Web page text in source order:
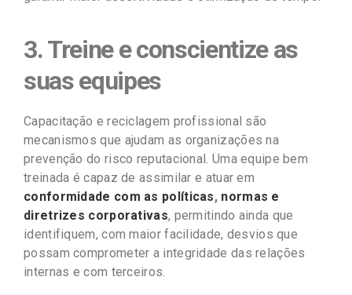
3. Treine e conscientize as
suas equipes
Capacitação e reciclagem profissional são
mecanismos que ajudam as organizações na
prevenção do risco reputacional. Uma equipe bem
treinada é capaz de assimilar e atuar em
conformidade com as políticas, normas e
diretrizes corporativas, permitindo ainda que
identifiquem, com maior facilidade, desvios que
possam comprometer a integridade das relações
internas e com terceiros.